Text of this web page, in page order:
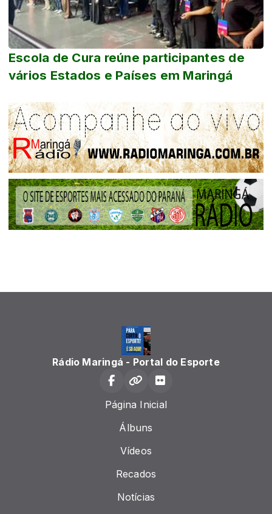
Escola de Cura reúne participantes de
vários Estados e Países em Maringá
Rádio Maringá - Portal do Esporte
Página Inicial
Álbuns
Vídeos
Recados
Notícias